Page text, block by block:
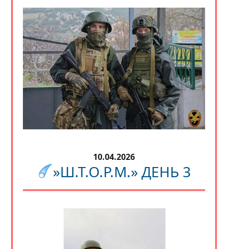
10.04.2026
»Ш.Т.О.Р.М.» ДЕНЬ 3